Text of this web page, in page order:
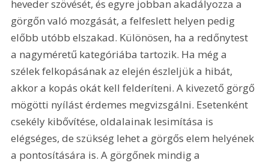
heveder szövését, és egyre jobban akadályozza a
görgőn való mozgását, a felfeslett helyen pedig
előbb utóbb elszakad. Különösen, ha a redőnytest
a nagyméretű kategóriába tartozik. Ha még a
szélek felkopásának az elején észleljük a hibát,
akkor a kopás okát kell felderíteni. A kivezető görgő
mögötti nyílást érdemes megvizsgálni. Esetenként
csekély kibővítése, oldalainak lesimítása is
elégséges, de szükség lehet a görgős elem helyének
a pontosítására is. A görgőnek mindig a